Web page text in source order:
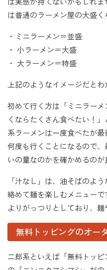
は普通のラーメン屋の大盛く
・ミニラーメン＝並盛
・ 小ラーメン＝大盛
・ 大ラーメン＝特盛
上記のようなイメージだとわ
初めて行く方は「ミニラー
くならたくさん食べたい！
系ラーメンは一度食べたが
何度も行くことになるので
いの量なのかを確かめるのが
「汁なし」は、油そばのよ
絡めて麺を楽しむメニュー
よりがっつりとしており、麺
無料トッピングのオー
二郎系といえば「無料トッ